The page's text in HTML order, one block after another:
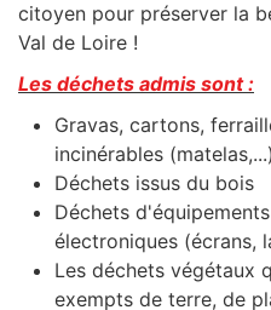
citoyen pour préserver la
Val de Loire !
Les déchets admis sont :
Gravas, cartons,
incinérables (matelas,...)
Déchets issus du bois
Déchets
électroniques (écrans,
Les déchets végétaux
exempts de terre, de